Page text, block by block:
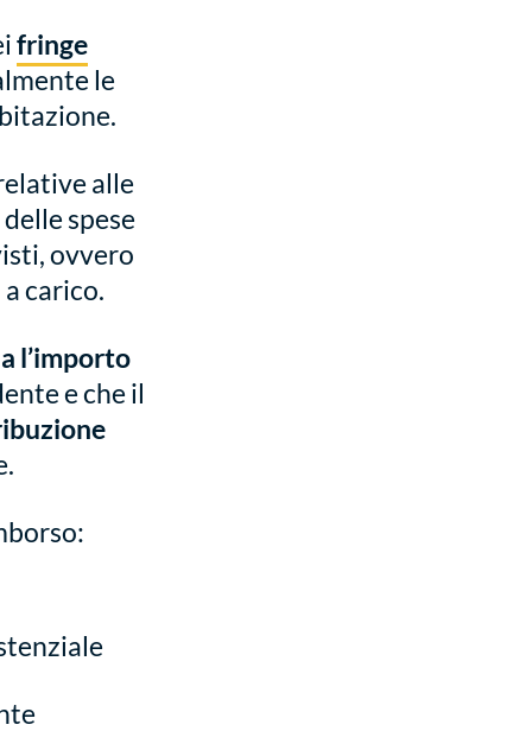
fringe
le
alle
spese
ovvero
carico.
l’importo
e che il